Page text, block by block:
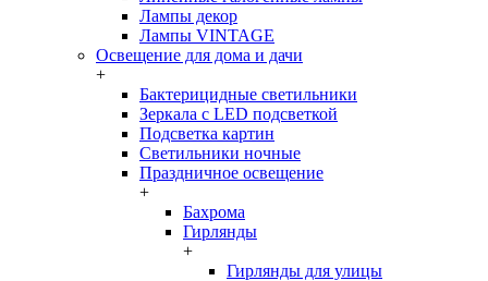
Лампы декор
Лампы VINTAGE
Освещение для дома и дачи
+
Бактерицидные светильники
Зеркала с LED подсветкой
Подсветка картин
Светильники ночные
Праздничное освещение
+
Бахрома
Гирлянды
+
Гирлянды для улицы